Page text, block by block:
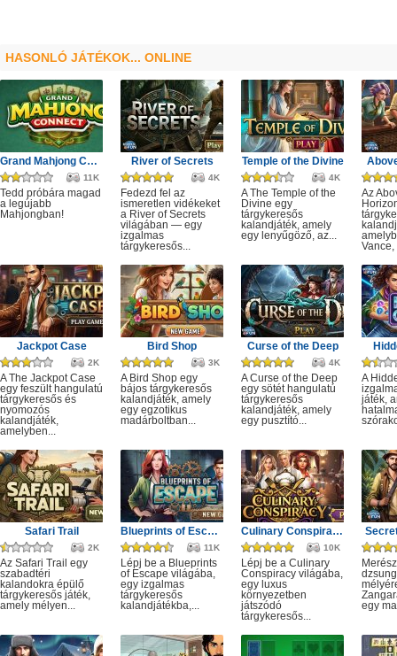
HASONLÓ JÁTÉKOK... ONLINE
Grand Mahjong Connect
11K
Tedd próbára magad
a legújabb
Mahjongban!
River of Secrets
4K
Fedezd fel az
ismeretlen vidékeket
a River of Secrets
világában — egy
izgalmas
tárgykeresős...
Temple of the Divine
4K
A The Temple of the
Divine egy
tárgykeresős
kalandjáték, amely
egy lenyűgöző, az...
Az
Vance,
Jackpot Case
2K
A The Jackpot Case
egy feszült hangulatú
tárgykeresős és
nyomozós
kalandjáték,
amelyben...
Bird Shop
3K
A Bird Shop egy
bájos tárgykeresős
kalandjáték, amely
egy egzotikus
madárboltban...
Curse of the Deep
4K
A Curse of the Deep
egy sötét hangulatú
tárgykeresős
kalandjáték, amely
egy pusztító...
A
játék,
Safari Trail
2K
Az Safari Trail egy
szabadtéri
kalandokra épülő
tárgykeresős játék,
amely mélyen...
Blueprints of Escape
11K
Lépj be a Blueprints
of Escape világába,
egy izgalmas
tárgykeresős
kalandjátékba,...
Culinary Conspiracy
10K
Lépj be a Culinary
Conspiracy világába,
egy luxus
környezetben
játszódó
tárgykeresős...
egy